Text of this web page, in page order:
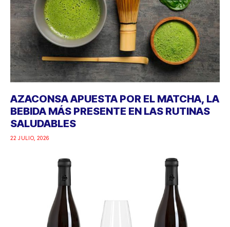
AZACONSA APUESTA POR EL MATCHA, LA
BEBIDA MÁS PRESENTE EN LAS RUTINAS
SALUDABLES
22 JULIO, 2026